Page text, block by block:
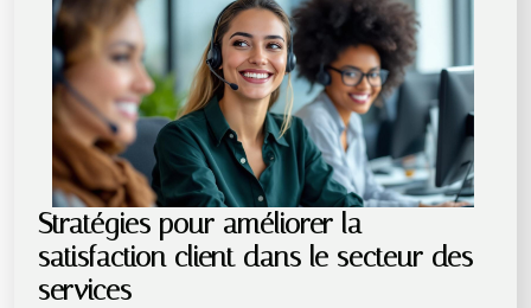
Stratégies pour améliorer la
satisfaction client dans le secteur des
services